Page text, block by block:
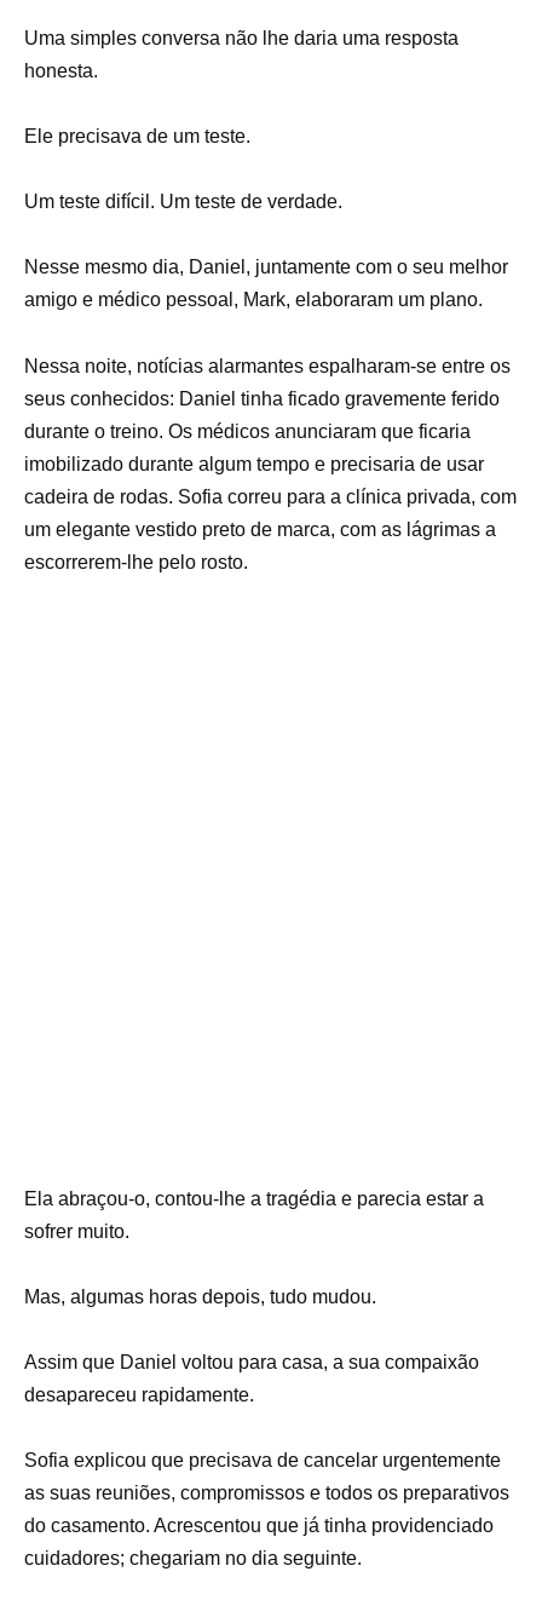
Uma simples conversa não lhe daria uma resposta
honesta.
Ele precisava de um teste.
Um teste difícil. Um teste de verdade.
Nesse mesmo dia, Daniel, juntamente com o seu melhor
amigo e médico pessoal, Mark, elaboraram um plano.
Nessa noite, notícias alarmantes espalharam-se entre os
seus conhecidos: Daniel tinha ficado gravemente ferido
durante o treino. Os médicos anunciaram que ficaria
imobilizado durante algum tempo e precisaria de usar
cadeira de rodas. Sofia correu para a clínica privada, com
um elegante vestido preto de marca, com as lágrimas a
escorrerem-lhe pelo rosto.
Ela abraçou-o, contou-lhe a tragédia e parecia estar a
sofrer muito.
Mas, algumas horas depois, tudo mudou.
Assim que Daniel voltou para casa, a sua compaixão
desapareceu rapidamente.
Sofia explicou que precisava de cancelar urgentemente
as suas reuniões, compromissos e todos os preparativos
do casamento. Acrescentou que já tinha providenciado
cuidadores; chegariam no dia seguinte.